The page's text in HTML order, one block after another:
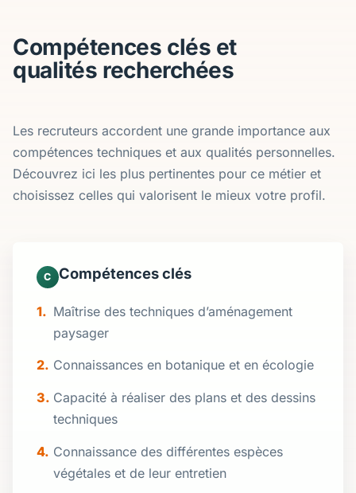
Compétences clés et
qualités recherchées
Les recruteurs accordent une grande importance aux
compétences techniques et aux qualités personnelles.
Découvrez ici les plus pertinentes pour ce métier et
choisissez celles qui valorisent le mieux votre profil.
C Compétences clés
Maîtrise des techniques d’aménagement
paysager
Connaissances en botanique et en écologie
Capacité à réaliser des plans et des dessins
techniques
Connaissance des différentes espèces
végétales et de leur entretien